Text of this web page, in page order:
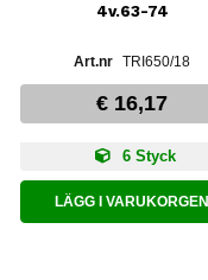
4v.63-74
TRI650/18
€ 16,17
6 Styck
LÄGG I VARUKORGEN